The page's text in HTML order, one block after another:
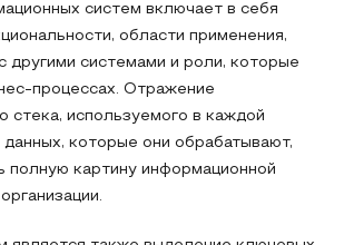
систем включает в себя
области применения,
другими системами и роли, которые
процессах. Отражение
стека, используемого в каждой
которые они обрабатывают,
полную картину информационной